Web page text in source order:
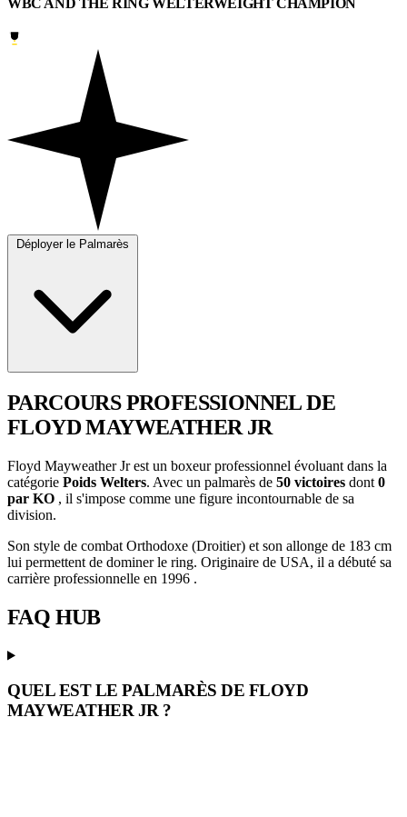
Déployer le Palmarès
PARCOURS PROFESSIONNELDE
FLOYD MAYWEATHER JR
Floyd Mayweather Jr est un boxeur professionnel évoluant dans la
catégorie Poids Welters. Avec un palmarès de 50 victoires dont 0
par KO , il s'impose comme une figure incontournable de sa
division.
Son style de combat Orthodoxe (Droitier) et son allonge de 183 cm
lui permettent de dominer le ring. Originaire de USA, il a débuté sa
carrière professionnelle en 1996 .
FAQ HUB
QUEL EST LE PALMARÈS DE FLOYD
MAYWEATHER JR ?